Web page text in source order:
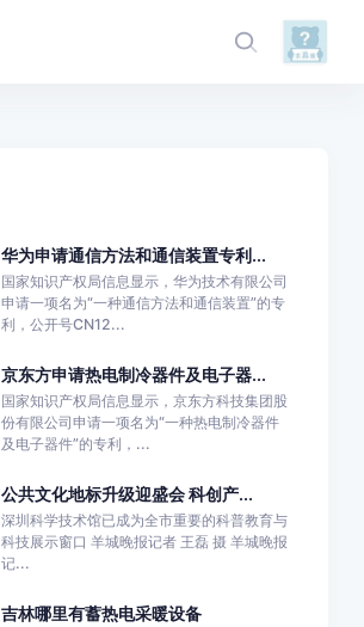
华为申请通信方法和通信装置专利...
国家知识产权局信息显示，华为技术有限公司
申请一项名为“一种通信方法和通信装置”的专
利，公开号CN12...
京东方申请热电制冷器件及电子器...
国家知识产权局信息显示，京东方科技集团股
份有限公司申请一项名为“一种热电制冷器件
及电子器件”的专利，...
公共文化地标升级迎盛会 科创产...
深圳科学技术馆已成为全市重要的科普教育与
科技展示窗口 羊城晚报记者 王磊 摄 羊城晚报
记...
吉林哪里有蓄热电采暖设备